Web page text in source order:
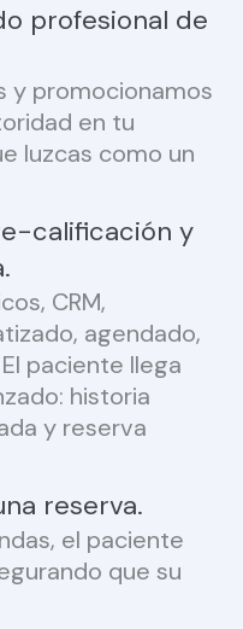
profesional de
y promocionamos
en tu
luzcas como un
calificación y
CRM,
agendado,
paciente llega
historia
y reserva
reserva.
el paciente
que su